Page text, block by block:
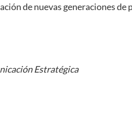
de nuevas generaciones de
Estratégica